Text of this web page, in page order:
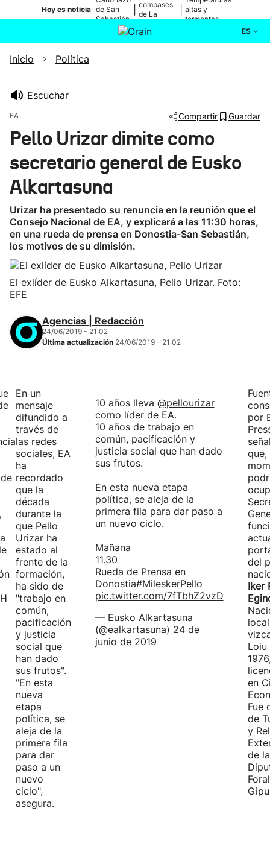
Hoy es noticia de San
Sebastián
compases
de La
altas y
tormentas
ES
Buscador
Ikusmiran
Inicio Política
Escuchar
EA Compartir Guardar
Pello Urizar dimite como
secretario general de Eusko
Alkartasuna
Urizar ha presentado su renuncia en la reunión que el
Consejo Nacional de EA, y explicará a las 11:30 horas,
en una rueda de prensa en Donostia-San Sebastián,
los motivos de su dimisión.
El exlíder de Eusko Alkartasuna, Pello Urizar. Foto:
EFE
Agencias | Redacción
24/06/2019 - 21:02
Última actualización 24/06/2019 - 21:02
En un
mensaje
difundido a
través de
las redes
sociales, EA
ha
recordado
que la
década
durante la
que Pello
Urizar ha
estado al
frente de la
formación,
ha sido de
"trabajo en
común,
pacificación
y justicia
social que
han dado
sus frutos".
"En esta
nueva
etapa
política, se
aleja de la
primera fila
para dar
paso a un
nuevo
ciclo",
asegura.
10 años lleva @pellourizar
como líder de EA.
10 años de trabajo en
común, pacificación y
justicia social que han dado
sus frutos.
En esta nueva etapa
política, se aleja de la
primera fila para dar paso a
un nuevo ciclo.
Mañana
11.30
Rueda de Prensa en
Donostia#MileskerPello
pic.twitter.com/7fTbhZ2vzD
— Eusko Alkartasuna
(@ealkartasuna) 24 de
junio de 2019
por
que,
del
Iker
Loiu
en
Fue
de
y
de la